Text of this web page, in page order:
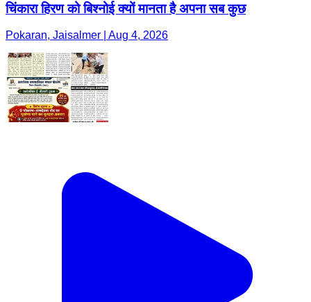
चिंकारा हिरण को बिश्नोई क्यों मानता है अपना सब कुछ
Pokaran, Jaisalmer | Aug 4, 2026